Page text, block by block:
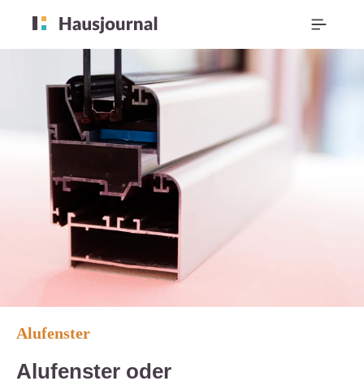
Alufenster
Alufenster oder